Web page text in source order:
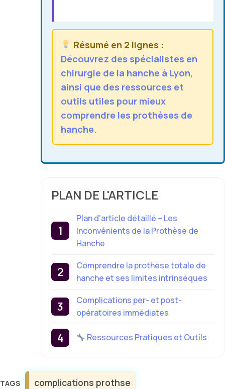
Résumé en 2 lignes :
Découvrez des spécialistes en
chirurgie de la hanche à Lyon,
ainsi que des ressources et
outils utiles pour mieux
comprendre les prothèses de
hanche.
PLAN DE L'ARTICLE
Plan d’article détaillé – Les
Inconvénients de la Prothèse de
Hanche
Comprendre la prothèse totale de
hanche et ses limites intrinsèques
Complications per- et post-
opératoires immédiates
Ressources Pratiques et Outils
Étiquettes
complications prothse